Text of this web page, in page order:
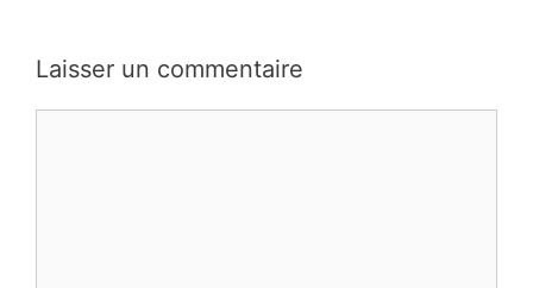
Laisser un commentaire